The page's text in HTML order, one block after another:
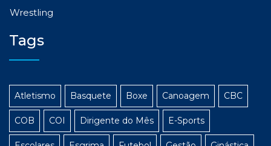
Wrestling
Tags
Atletismo Basquete Boxe Canoagem CBC
COB COI Dirigente do Mês E-Sports